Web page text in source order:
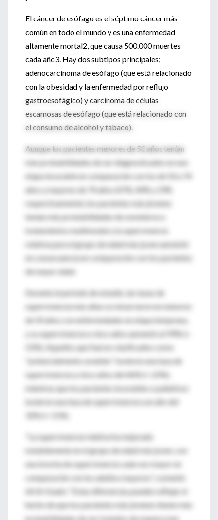
El cáncer de esófago es el séptimo cáncer más
común en todo el mundo y es una enfermedad
altamente mortal2, que causa 500.000 muertes
cada año3. Hay dos subtipos principales;
adenocarcinoma de esófago (que está relacionado
con la obesidad y la enfermedad por reflujo
gastroesofágico) y carcinoma de células
escamosas de esófago (que está relacionado con
el consumo de alcohol y tabaco).
Aunque los pacientes menores de 50 años tenían
más probabilidades de ser diagnosticados en una
etapa incurable en comparación con los de 50 a 74
años y mayores de 74 años (47%, 40% y 29%
respectivamente), los pacientes más jóvenes
tenían más probabilidades de someterse a
tratamientos multimodal y la supervivencia
relativa para el grupo de edad más joven aumentó
en consecuencia en comparación con los pacientes
de mayor edad.
Durante el período de estudio, las tasas de
supervivencia más altas se observaron en menores
de 50 años con enfermedades en etapa temprana,
y su supervivencia a cinco años aumentó al 99% (+
52%). Aquellos que fueron clasificados como
"potencialmente curables" tuvieron una tasa de
supervivencia a cinco años del 46% (+ 22%),
mientras que los pacientes incurables o paliativos
tuvieron una tasa de supervivencia a un año del
32% (+ 11%).
"La supervivencia relativa ha mejorado
notablemente en el grupo de edad más joven, con
una brecha de supervivencia cada vez mayor en
comparación con los adultos mayores", comentó
Ali Al-Kaabi. “Estas diferencias pueden reflejar el
hecho de que los pacientes más jóvenes tienen más